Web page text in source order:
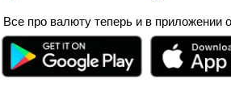
Все про валюту теперь и в приложении